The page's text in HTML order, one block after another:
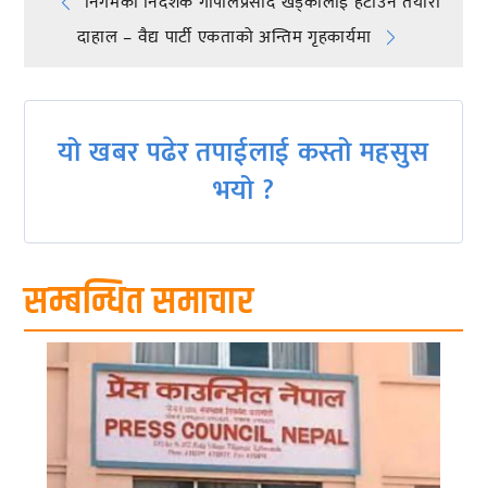
Post
navigation
दाहाल – वैद्य पार्टी एकताको अन्तिम गृहकार्यमा
यो खबर पढेर तपाईलाई कस्तो महसुस
भयो ?
सम्बन्धित समाचार